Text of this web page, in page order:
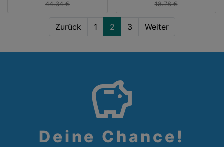
44.34 € 18.78 €
Zurück 1 2 3 Weiter
savings
Deine Chance!